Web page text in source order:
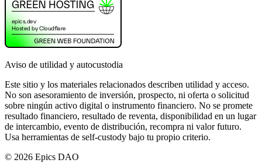
Aviso de utilidad y autocustodia
Este sitio y los materiales relacionados describen utilidad y acceso.
No son asesoramiento de inversión, prospecto, ni oferta o solicitud
sobre ningún activo digital o instrumento financiero. No se promete
resultado financiero, resultado de reventa, disponibilidad en un lugar
de intercambio, evento de distribución, recompra ni valor futuro.
Usa herramientas de self-custody bajo tu propio criterio.
© 2026 Epics DAO